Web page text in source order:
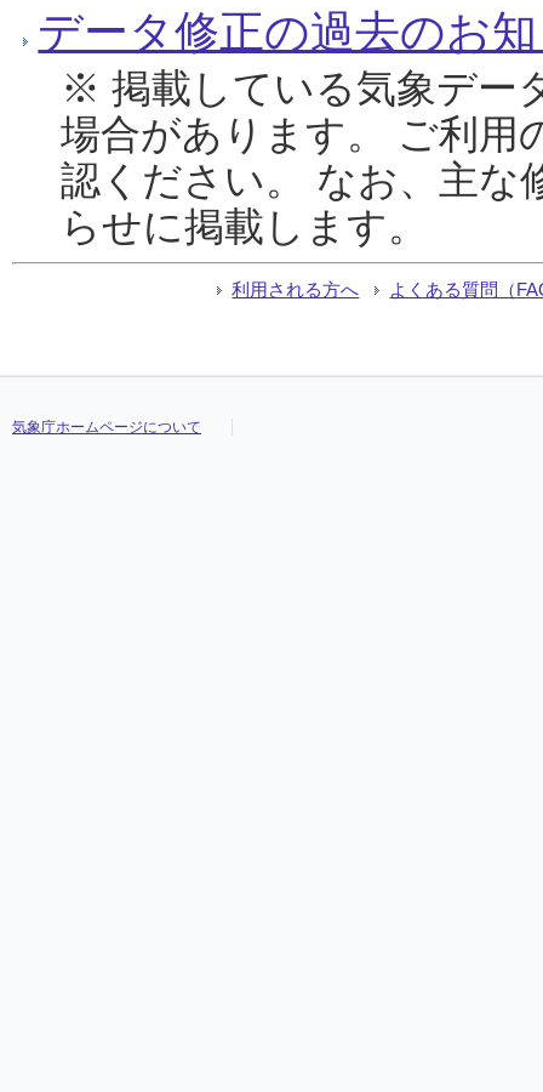
データ修正の過去のお
※ 掲載している気象デー
場合があります。 ご利用
認ください。 なお、主な
らせに掲載します。
利用される方へ よくある質問（
気象庁ホームページについて